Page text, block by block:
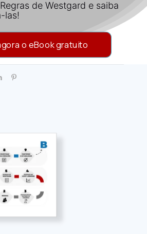
de Westgard e saiba
las!
o eBook gratuito